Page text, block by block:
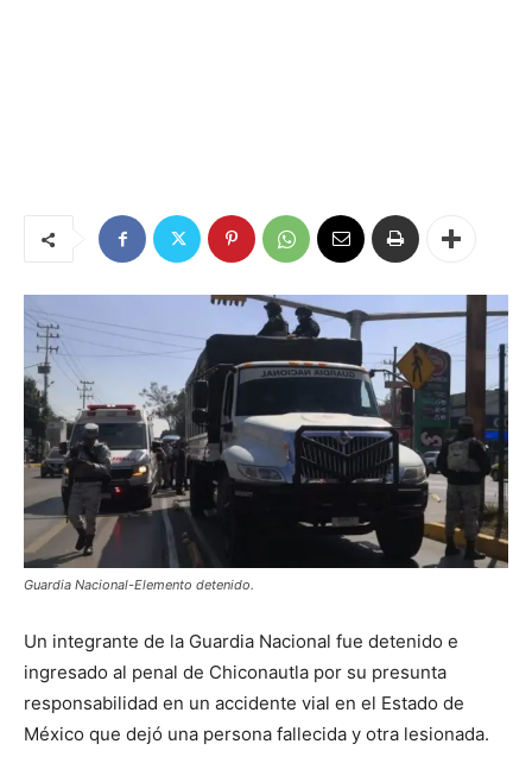
Guardia Nacional-Elemento detenido.
Un integrante de la Guardia Nacional fue detenido e
ingresado al penal de Chiconautla por su presunta
responsabilidad en un accidente vial en el Estado de
México que dejó una persona fallecida y otra lesionada.